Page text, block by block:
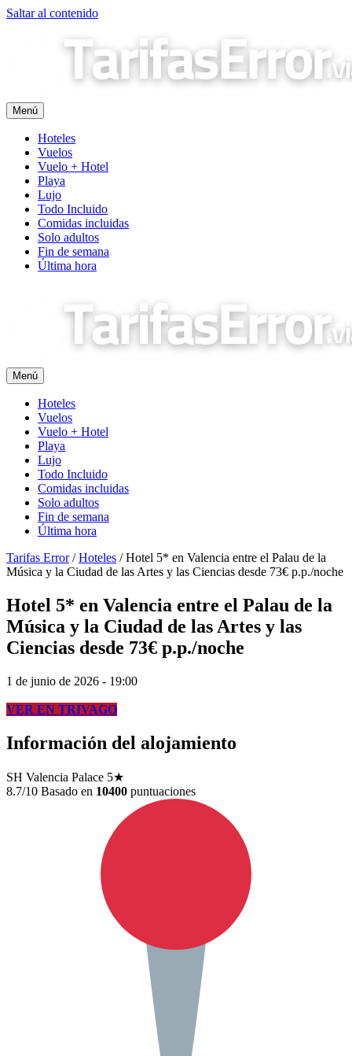
Saltar al contenido
Menú
Hoteles
Vuelos
Vuelo + Hotel
Playa
Lujo
Todo Incluido
Comidas incluidas
Solo adultos
Fin de semana
Última hora
Menú
Hoteles
Vuelos
Vuelo + Hotel
Playa
Lujo
Todo Incluido
Comidas incluidas
Solo adultos
Fin de semana
Última hora
Tarifas Error/Hoteles /Hotel 5* en Valencia entre el Palau de la
Música y la Ciudad de las Artes y las Ciencias desde 73€ p.p./noche
Hotel 5* en Valencia entre el Palau de la
Música y la Ciudad de las Artes y las
Ciencias desde 73€ p.p./noche
1 de junio de 2026 - 19:00
VER EN TRIVAGO
Información del alojamiento
SH Valencia Palace 5★
8.7/10 Basado en 10400 puntuaciones